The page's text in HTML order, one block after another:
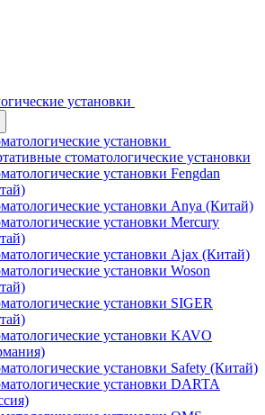
установки
установки
стоматологические установки
установки Fengdan
установки Anya (Китай)
установки Mercury
установки Ajax (Китай)
установки Woson
установки SIGER
установки KAVO
установки Safety (Китай)
установки DARTA